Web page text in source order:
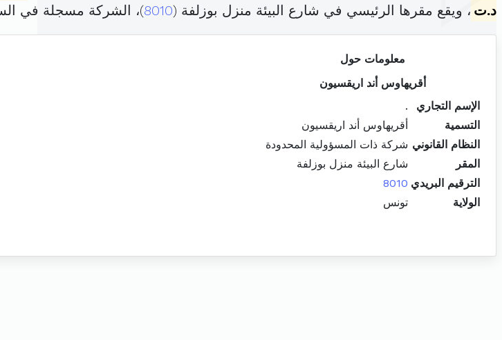
د.ت ، ويقع مقرها الرئيسي في شارع البيئة منزل بوزلفة (8010)، الشركة مسجلة في
معلومات حول
أقريهاوس أند اريقسيون
الإسم التجاري
.
التسمية
أقريهاوس أند اريقسيون
النظام القانوني شركة ذات المسؤولية المحدودة
المقر
شارع البيئة منزل بوزلفة
الترقيم البريدي 8010
الولاية
تونس